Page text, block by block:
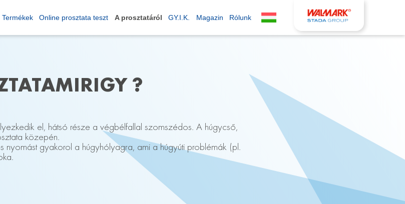
Termékek Online prosztata teszt A prosztatáról GY.I.K. Magazin Rólunk
?
el, hátsó része a végbélfallal szomszédos. A húgycső,
közepén.
gyakorol a húgyhólyagra, ami a húgyúti problémák (pl.